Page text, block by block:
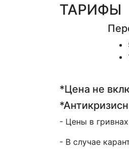
ТАРИФЫ
*Цена не
- Цены в
- В случае